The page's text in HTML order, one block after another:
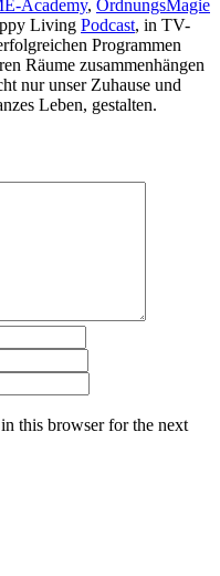
Academy, OrdnungsMagie
Living Podcast, in TV-
Programmen
Räume zusammenhängen
nur unser Zuhause und
Leben, gestalten.
this browser for the next